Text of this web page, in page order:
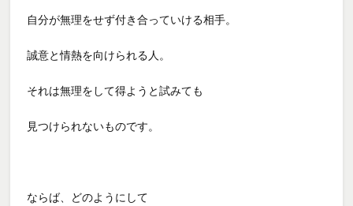
自分が無理をせず付き合っていける相手。
誠意と情熱を向けられる人。
それは無理をして得ようと試みても
見つけられないものです。
ならば、どのようにして